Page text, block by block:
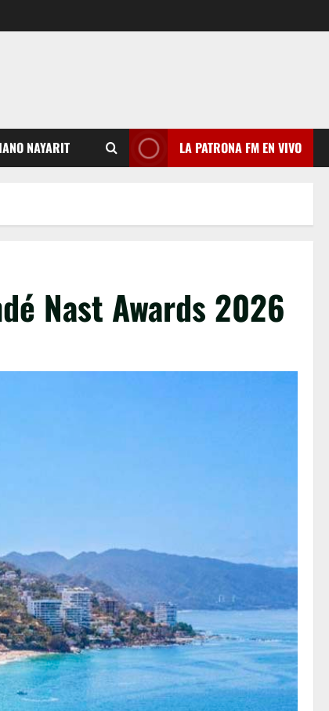
NAYARIT LA PATRONA FM EN VIVO
Nast Awards 2026